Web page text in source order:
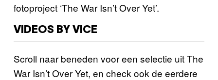
fotoproject ‘The War Isn’t Over Yet’.
VIDEOS BY VICE
Scroll naar beneden voor een selectie uit The
War Isn’t Over Yet, en check ook de eerdere